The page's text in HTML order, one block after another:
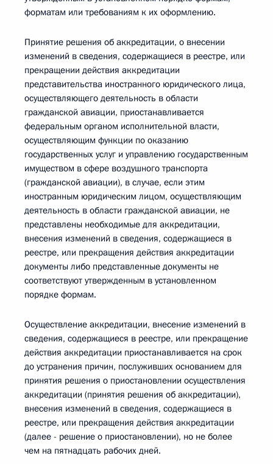
форматам или требованиям к их оформлению.
Принятие решения об аккредитации, о внесении
изменений в сведения, содержащиеся в реестре, или
прекращении действия аккредитации
представительства иностранного юридического лица,
осуществляющего деятельность в области
гражданской авиации, приостанавливается
федеральным органом исполнительной власти,
осуществляющим функции по оказанию
государственных услуг и управлению государственным
имуществом в сфере воздушного транспорта
(гражданской авиации), в случае, если этим
иностранным юридическим лицом, осуществляющим
деятельность в области гражданской авиации, не
представлены необходимые для аккредитации,
внесения изменений в сведения, содержащиеся в
реестре, или прекращения действия аккредитации
документы либо представленные документы не
соответствуют утвержденным в установленном
порядке формам.
Осуществление аккредитации, внесение изменений в
сведения, содержащиеся в реестре, или прекращение
действия аккредитации приостанавливается на срок
до устранения причин, послуживших основанием для
принятия решения о приостановлении осуществления
аккредитации (принятия решения об аккредитации),
внесения изменений в сведения, содержащиеся в
реестре, или прекращения действия аккредитации
(далее - решение о приостановлении), но не более
чем на пятнадцать рабочих дней.